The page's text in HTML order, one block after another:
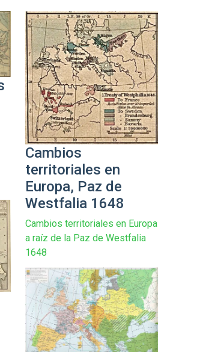
Cambios
territoriales en
Europa, Paz de
Westfalia 1648
Cambios territoriales en Europa
a raíz de la Paz de Westfalia
1648